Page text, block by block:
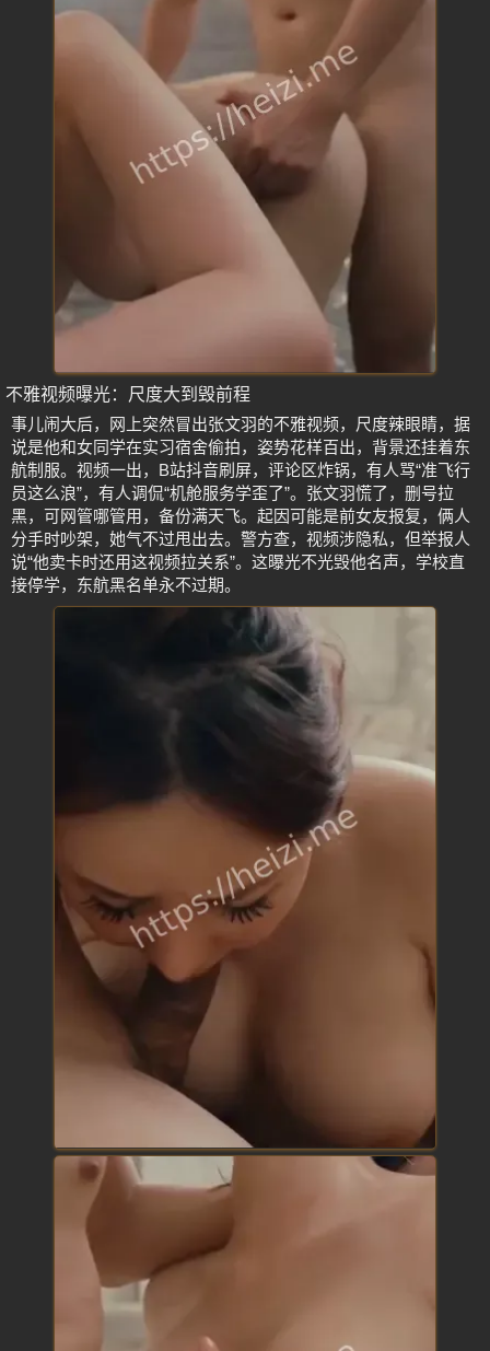
不雅视频曝光：尺度大到毁前程
事儿闹大后，网上突然冒出张文羽的不雅视频，尺度辣眼睛，据
说是他和女同学在实习宿舍偷拍，姿势花样百出，背景还挂着东
航制服。视频一出，B站抖音刷屏，评论区炸锅，有人骂“准飞行
员这么浪”，有人调侃“机舱服务学歪了”。张文羽慌了，删号拉
黑，可网管哪管用，备份满天飞。起因可能是前女友报复，俩人
分手时吵架，她气不过甩出去。警方查，视频涉隐私，但举报人
说“他卖卡时还用这视频拉关系”。这曝光不光毁他名声，学校直
接停学，东航黑名单永不过期。